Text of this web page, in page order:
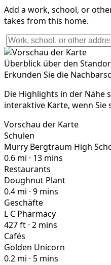
Add a work, school, or
takes from this home.
Überblick über den
Erkunden Sie die
Die Highlights in der Nähe
interaktive Karte, wenn
Vorschau der Karte
Schulen
Murry Bergtraum High
0.6 mi · 13 mins
Restaurants
Doughnut Plant
0.4 mi · 9 mins
Geschäfte
L C Pharmacy
427 ft · 2 mins
Cafés
Golden Unicorn
0.2 mi · 5 mins